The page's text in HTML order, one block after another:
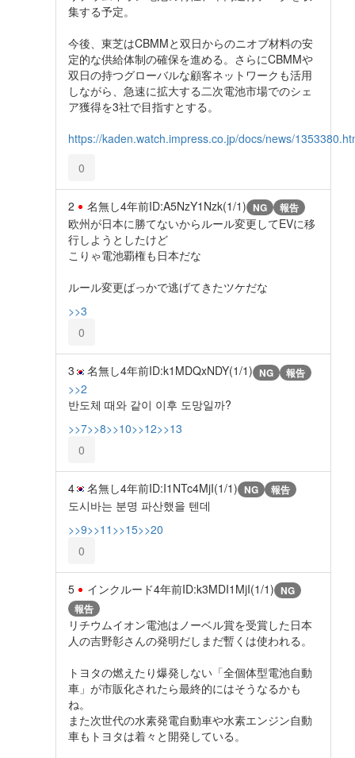
集する予定。
今後、東芝はCBMMと双日からのニオブ材料の安
定的な供給体制の確保を進める。さらにCBMMや
双日の持つグローバルな顧客ネットワークも活用
しながら、急速に拡大する二次電池市場でのシェ
ア獲得を3社で目指すとする。
https://kaden.watch.impress.co.jp/docs/news/
0
2 名無し4年前ID:A5NzY1Nzk(1/1) NG 報告
欧州が日本に勝てないからルール変更してEVに移
行しようとしたけど
こりゃ電池覇権も日本だな
ルール変更ばっかで逃げてきたツケだな
>>3
0
3 名無し4年前ID:k1MDQxNDY(1/1) NG 報告
>>2
반도체 때와 같이 이후 도망일까?
>>7>>8>>10>>12>>13
0
4 名無し4年前ID:I1NTc4MjI(1/1) NG 報告
도시바는 분명 파산했을 텐데
>>9>>11 >>15>>20
0
5 インクルード4年前ID:k3MDI1MjI(1/1) NG
報告
リチウムイオン電池はノーベル賞を受賞した日本
人の吉野彰さんの発明だしまだ暫くは使われる。
トヨタの燃えたり爆発しない「全個体型電池自動
車」が市販化されたら最終的にはそうなるかも
ね。
また次世代の水素発電自動車や水素エンジン自動
車もトヨタは着々と開発している。